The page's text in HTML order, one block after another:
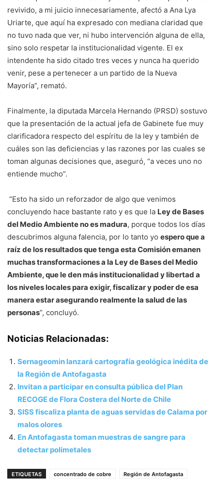
revivido, a mi juicio innecesariamente, afectó a Ana Lya
Uriarte, que aquí ha expresado con mediana claridad que
no tuvo nada que ver, ni hubo intervención alguna de ella,
sino solo respetar la institucionalidad vigente. El ex
intendente ha sido citado tres veces y nunca ha querido
venir, pese a pertenecer a un partido de la Nueva
Mayoría”, remató.
Finalmente, la diputada Marcela Hernando (PRSD) sostuvo
que la presentación de la actual jefa de Gabinete fue muy
clarificadora respecto del espíritu de la ley y también de
cuáles son las deficiencias y las razones por las cuales se
toman algunas decisiones que, aseguró, “a veces uno no
entiende mucho”.
“Esto ha sido un reforzador de algo que venimos
concluyendo hace bastante rato y es que la Ley de Bases
del Medio Ambiente no es madura, porque todos los días
descubrimos alguna falencia, por lo tanto yo espero que a
raíz de los resultados que tenga esta Comisión emanen
muchas transformaciones a la Ley de Bases del Medio
Ambiente, que le den más institucionalidad y libertad a
los niveles locales para exigir, fiscalizar y poder de esa
manera estar asegurando realmente la salud de las
personas”, concluyó.
Noticias Relacionadas:
Sernageomin lanzará cartografía geológica inédita de
la Región de Antofagasta
Invitan a participar en consulta pública del Plan
RECOGE de Flora Costera del Norte de Chile
SISS fiscaliza planta de aguas servidas de Calama por
malos olores
En Antofagasta toman muestras de sangre para
detectar polimetales
ETIQUETAS concentrado de cobre Región de Antofagasta